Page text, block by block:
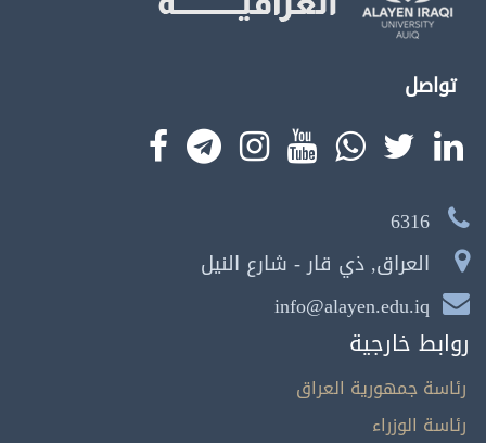
تواصل
6316
العراق, ذي قار - شارع النيل
info@alayen.edu.iq
روابط خارجية
رئاسة جمهورية العراق
رئاسة الوزراء